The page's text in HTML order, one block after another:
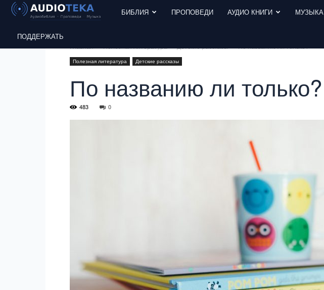
БИБЛИЯ ПРОПОВЕДИ АУДИО КНИГИ МУЗЫКА
ПОДДЕРЖАТЬ
Полезная литература Детские рассказы
По названию ли только?
483 0